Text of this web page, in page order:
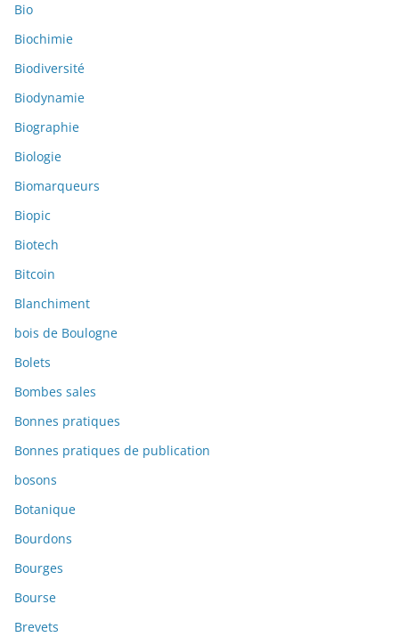
Bio
Biochimie
Biodiversité
Biodynamie
Biographie
Biologie
Biomarqueurs
Biopic
Biotech
Bitcoin
Blanchiment
bois de Boulogne
Bolets
Bombes sales
Bonnes pratiques
Bonnes pratiques de publication
bosons
Botanique
Bourdons
Bourges
Bourse
Brevets